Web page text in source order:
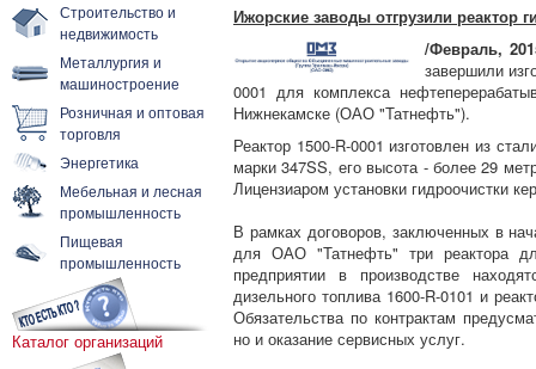
Строительство и
недвижимость
Металлургия и
машиностроение
Розничная и оптовая
торговля
Энергетика
Мебельная и лесная
промышленность
Пищевая
промышленность
Каталог организаций
Ижорские заводы отгрузили реактор
/Февраль,
завершили
0001 для комплекса
Нижнекамске (ОАО "Татнефть").
Реактор 1500-R-0001 изготовлен из
марки 347SS, его высота - более 29
Лицензиаром установки гидроочистки
В рамках договоров, заключенных в
для ОАО "Татнефть" три реактора
предприятии в производстве
дизельного топлива 1600-R-0101 и
Обязательства по контрактам
но и оказание сервисных услуг.